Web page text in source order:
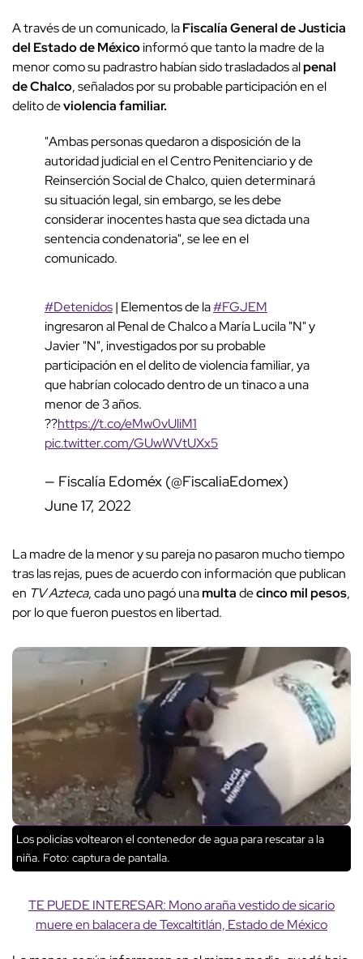
A través de un comunicado, laFiscalía General de Justicia
del Estado de Méxicoinformó que tanto la madre de la
menor como su padrastro habían sido trasladados alpenal
de Chalco, señalados por su probable participación en el
delito deviolencia familiar.
"Ambas personas quedaron a disposición de la
autoridad judicial en el Centro Penitenciario y de
Reinserción Social de Chalco, quien determinará
su situación legal, sin embargo, se les debe
considerar inocentes hasta que sea dictada una
sentencia condenatoria", se lee en el
comunicado.
#Detenidos| Elementos de la#FGJEM
ingresaron al Penal de Chalco a María Lucila "N" y
Javier "N", investigados por su probable
participación en el delito de violencia familiar, ya
que habrían colocado dentro de un tinaco a una
menor de 3 años.
??https://t.co/eMw0vUliM1
pic.twitter.com/GUwWVtUXx5
— Fiscalía Edoméx (@FiscaliaEdomex)
June 17, 2022
La madre de la menor y su pareja no pasaron mucho tiempo
tras las rejas, pues de acuerdo con información que publican
en TV Azteca, cada uno pagó unamultadecinco mil pesos,
por lo que fueron puestos en libertad.
Los policías voltearon el contenedor de agua para rescatar a la
niña. Foto: captura de pantalla.
TE PUEDE INTERESAR: Mono araña vestido de sicario
muere en balacera de Texcaltitlán, Estado de México